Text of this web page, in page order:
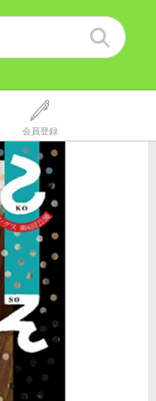
会員登録